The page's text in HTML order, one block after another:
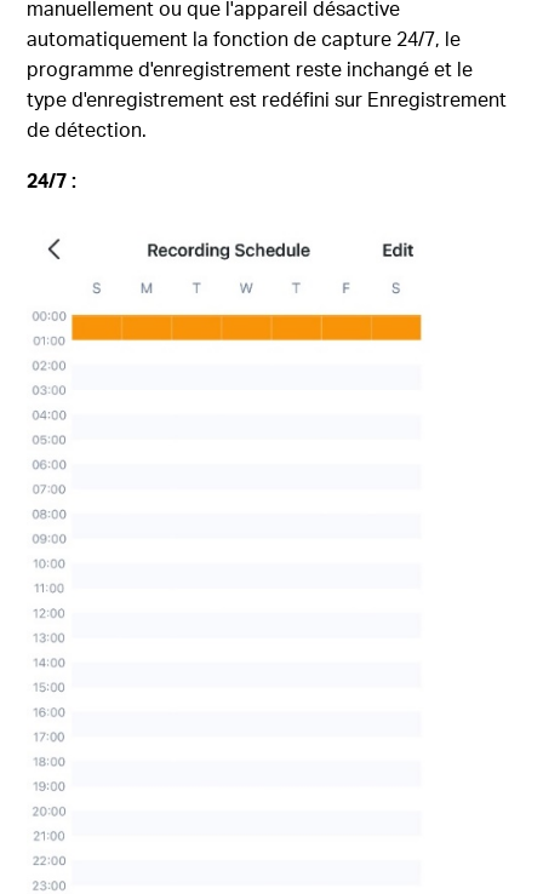
manuellement ou que l'appareil désactive
automatiquement la fonction de capture 24/7, le
programme d'enregistrement reste inchangé et le
type d'enregistrement est redéfini sur Enregistrement
de détection.
24/7: